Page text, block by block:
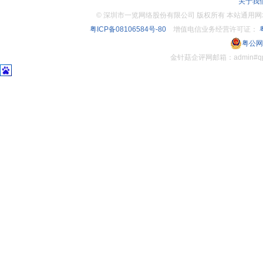
© 深圳市一览网络股份有限公司 版权所有 本站通
粤ICP备08106584号-80增值电信业务经营许可证：
粤公
金针菇企评网邮箱：